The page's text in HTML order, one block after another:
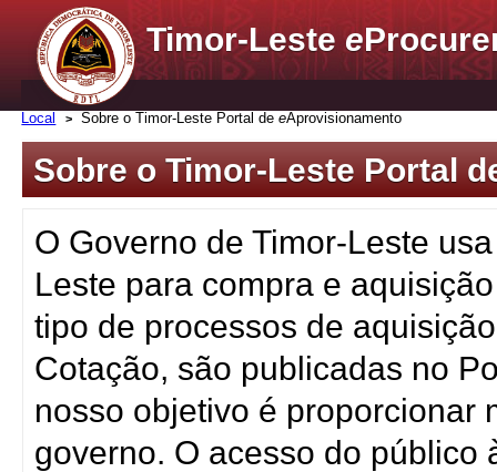
Timor-Lestee
Local Sobre o Timor-Leste Portal deeAprovisionamento
Sobre o Timor-Leste Portal
O Governo de Timor-Leste
Leste para compra e
tipo de processos de
Cotação, são publicadas no
nosso objetivo é proporcionar
governo. O acesso do público